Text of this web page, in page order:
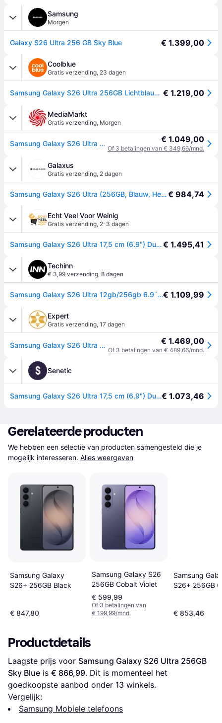
Samsung
Morgen
Galaxy S26 Ultra 256 GB Sky Blue € 1.399,00
Coolblue
Gratis verzending, 23 dagen
Samsung Galaxy S26 Ultra 256GB Lichtblauw 5G € 1.219,00
MediaMarkt
Gratis verzending, Morgen
Samsung Galaxy S26 Ultra - 5g 256 Gb Blauw € 1.049,00
Of 3 betalingen van € 349,66/mnd.
Galaxus
Gratis verzending, 2 dagen
Samsung Galaxy S26 Ultra (256GB, Blauw, Hemelsblauw, 6.90", Dubbele SIM, 5G), Smartphone, Blauw€ 984,74
Echt Veel Voor Weinig
Gratis verzending, 2-3 dagen
Samsung Galaxy S26 Ultra 17,5 cm (6.9") Dual SIM Android 16.0 5G USB Type-C 12 GB 256 GB 5000 mAh Blauw€ 1.495,41
Techinn
€ 3,99 verzending, 8 dagen
Samsung Galaxy S26 Ultra 12gb/256gb 6.9´´ Smartphone Blauw One Size / EU Plug 220V€ 1.109,99
Expert
Gratis verzending, 17 dagen
Samsung Galaxy S26 Ultra 256GB 5G Smartphone Blauw € 1.469,00
Of 3 betalingen van € 489,66/mnd.
S Senetic
Samsung Galaxy S26 Ultra 17,5 cm (6.9") Dual SIM SM-S948BLBDEUB€ 1.073,46
Gerelateerde producten
We hebben een selectie van producten samengesteld die je
mogelijk interesseren. Alles weergeven
Samsung Galaxy
S26+ 256GB Black
€ 847,80
Samsung Galaxy S26
256GB Cobalt Violet
€ 599,99
Of 3 betalingen van
€ 199,99/mnd.
Samsung
S26+ 256GB
€ 853,46
Productdetails
Laagste prijs voor Samsung Galaxy S26 Ultra 256GB
Sky Blue is € 866,99. Dit is momenteel het
goedkoopste aanbod onder 13 winkels.
Vergelijk:
Samsung Mobiele telefoons